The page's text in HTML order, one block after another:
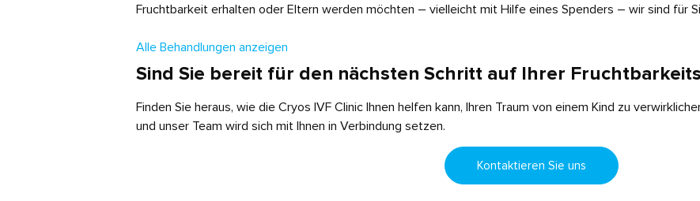
Fruchtbarkeit erhalten oder Eltern werden möchten – vielleicht mit Hilfe eines Spenders – wir sind für
Alle Behandlungen anzeigen
Sind Sie bereit für den nächsten Schritt auf Ihrer
Finden Sie heraus, wie die Cryos IVF Clinic Ihnen helfen kann, Ihren Traum von einem Kind zu
und unser Team wird sich mit Ihnen in Verbindung setzen.
Kontaktieren Sie uns